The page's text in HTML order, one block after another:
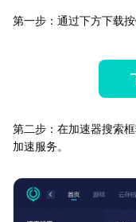
第一步：通过下方下载
第二步：在加速器搜索
加速服务。